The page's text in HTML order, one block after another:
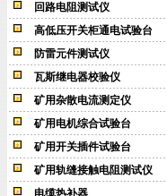
回路电阻测试仪
高低压开关柜通电试验台
防雷元件测试仪
瓦斯继电器校验仪
矿用杂散电流测定仪
矿用电机综合试验台
矿用开关插件试验台
矿用轨缝接触电阻测试仪
电缆热补器